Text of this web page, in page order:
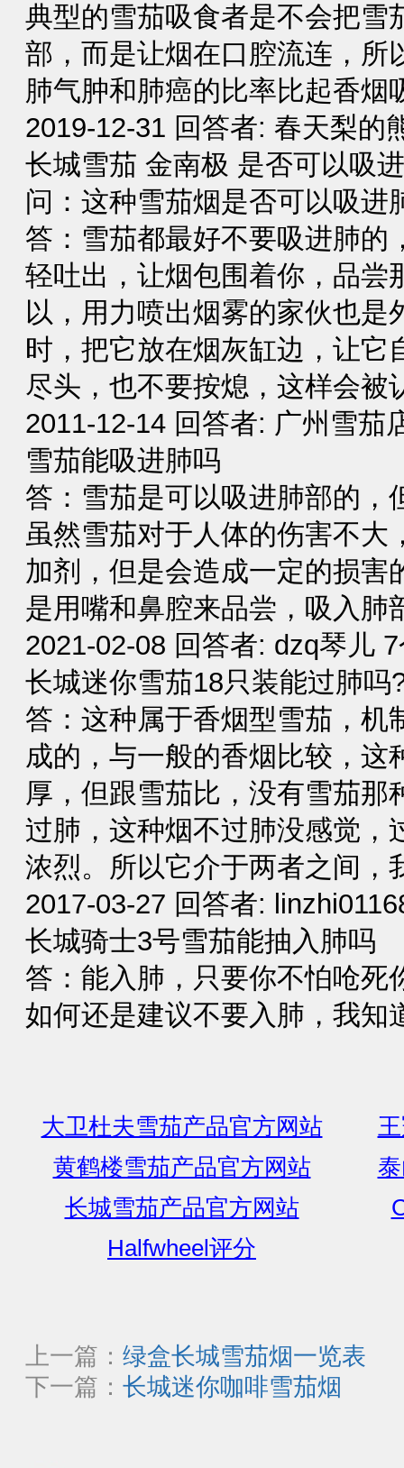
典型的雪茄吸食者是不会把雪
部，而是让烟在口腔流连，所
肺气肿和肺癌的比率比起香烟
2019-12-31 回答者: 春天梨的
长城雪茄 金南极 是否可以吸
问：这种雪茄烟是否可以吸进
答：雪茄都最好不要吸进肺的
轻吐出，让烟包围着你，品尝
以，用力喷出烟雾的家伙也是
时，把它放在烟灰缸边，让它
尽头，也不要按熄，这样会被
2011-12-14 回答者: 广州雪茄
雪茄能吸进肺吗
答：雪茄是可以吸进肺部的，
虽然雪茄对于人体的伤害不大
加剂，但是会造成一定的损害
是用嘴和鼻腔来品尝，吸入肺
2021-02-08 回答者: dzq琴儿
长城迷你雪茄18只装能过肺吗
答：这种属于香烟型雪茄，机
成的，与一般的香烟比较，这
厚，但跟雪茄比，没有雪茄那
过肺，这种烟不过肺没感觉，
浓烈。所以它介于两者之间，
2017-03-27 回答者:
长城骑士3号雪茄能抽入肺吗
答：能入肺，只要你不怕呛死
如何还是建议不要入肺，我知
大卫杜夫雪茄产品官方网站
黄鹤楼雪茄产品官方网站
长城雪茄产品官方网站
Halfwheel评分
上一篇： 绿盒长城雪茄烟一览表
下一篇： 长城迷你咖啡雪茄烟